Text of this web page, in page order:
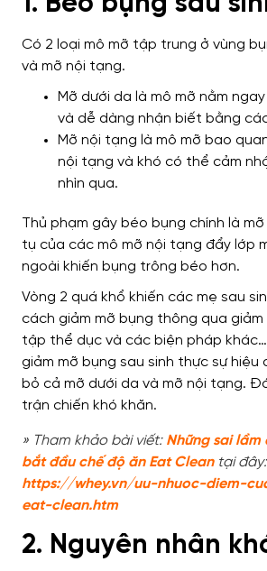
Có 2 loại mô mỡ tập trung ở vùng
và mỡ nội tạng.
Mỡ dưới da là mô mỡ nằm
và dễ dàng nhận biết bằng
Mỡ nội tạng là mô mỡ bao
nội tạng và khó có thể cảm
nhìn qua.
Thủ phạm gây béo bụng chính là
tụ của các mô mỡ nội tạng đẩy lớp
ngoài khiến bụng trông béo hơn.
Vòng 2 quá khổ khiến các mẹ sau
cách giảm mỡ bụng thông qua giảm
tập thể dục và các biện pháp khác…
giảm mỡ bụng sau sinh thực sự hiệu
bỏ cả mỡ dưới da và mỡ nội tạng.
trận chiến khó khăn.
» Tham khảo bài viết:Những sai lầm
bắt đầu chế độ ăn Eat Cleantại đây:
https://whey.vn/uu-nhuoc-diem-
eat-clean.htm
2. Nguyên nhân